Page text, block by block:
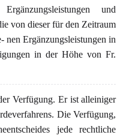
und
von dieser für den Zeitraum
nen Ergänzungsleistungen in
in der Höhe von Fr.
Verfügung. Er ist alleiniger
Die Verfügung,
jede rechtliche